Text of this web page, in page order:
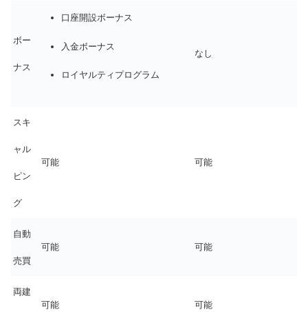
ボー
ナス
口座開設ボーナス
入金ボーナス
ロイヤルティプログラム
なし
スキ
ャル
ピン
グ
可能 可能
自動
売買
可能 可能
両建
可能 可能